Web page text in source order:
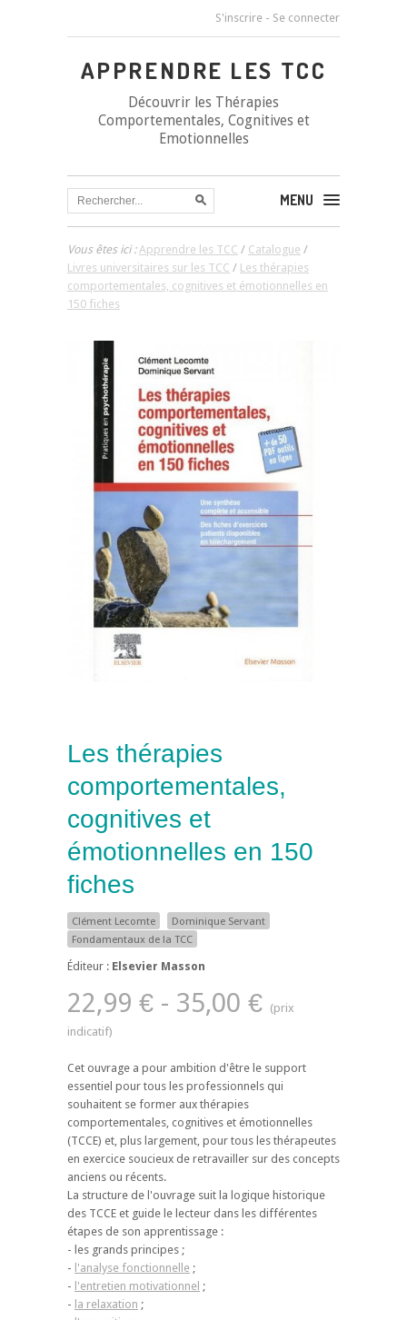
S'inscrire - Se connecter
APPRENDRE LES TCC
Découvrir les Thérapies
Comportementales, Cognitives et
Emotionnelles
MENU
Vous êtes ici :Apprendre les TCC / Catalogue /
Livres universitaires sur les TCC / Les thérapies
comportementales, cognitives et émotionnelles en
150 fiches
Les thérapies
comportementales,
cognitives et
émotionnelles en 150
fiches
Clément Lecomte
Dominique Servant
Fondamentaux de la TCC
Éditeur : Elsevier Masson
22,99 € - 35,00 €
Cet ouvrage a pour ambition d'être le support
essentiel pour tous les professionnels qui
souhaitent se former aux thérapies
comportementales, cognitives et émotionnelles
(TCCE) et, plus largement, pour tous les thérapeutes
en exercice soucieux de retravailler sur des concepts
anciens ou récents.
La structure de l'ouvrage suit la logique historique
des TCCE et guide le lecteur dans les différentes
étapes de son apprentissage :
- les grands principes ;
- l'analyse fonctionnelle ;
- l'entretien motivationnel ;
- la relaxation ;